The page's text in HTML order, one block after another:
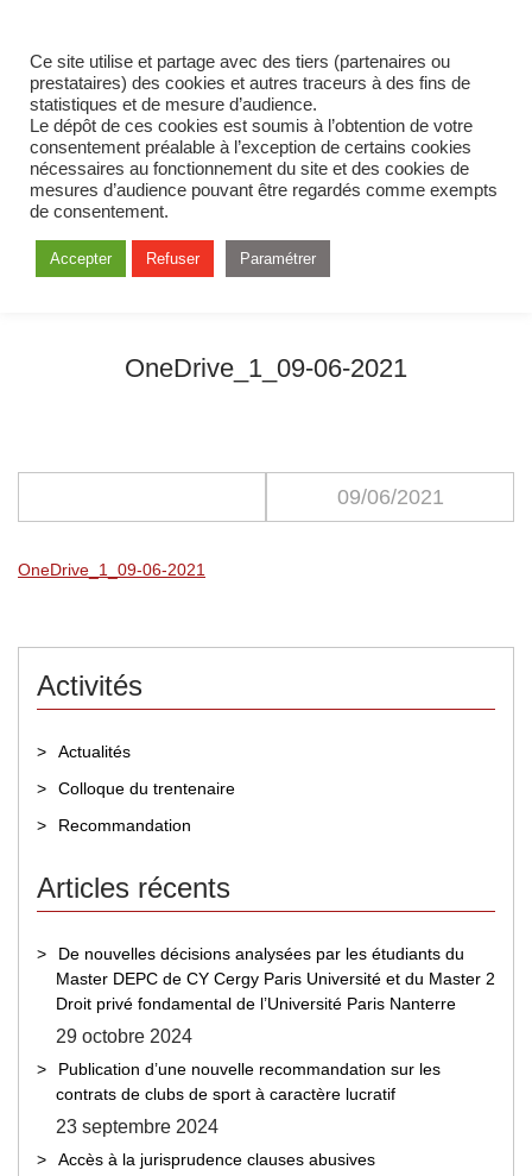
OneDrive_1_09-06-2021
09/06/2021
OneDrive_1_09-06-2021
Activités
Actualités
Colloque du trentenaire
Recommandation
Articles récents
De nouvelles décisions analysées par les étudiants du
Master DEPC de CY Cergy Paris Université et du Master 2
Droit privé fondamental de l’Université Paris Nanterre
29 octobre 2024
Publication d’une nouvelle recommandation sur les
contrats de clubs de sport à caractère lucratif
23 septembre 2024
Accès à la jurisprudence clauses abusives
Ce site utilise et partage avec des tiers (partenaires ou
prestataires) des cookies et autres traceurs à des fins de
statistiques et de mesure d’audience.
Le dépôt de ces cookies est soumis à l’obtention de votre
consentement préalable à l’exception de certains cookies
nécessaires au fonctionnement du site et des cookies de
mesures d’audience pouvant être regardés comme exempts
de consentement.
Accepter Refuser Paramétrer